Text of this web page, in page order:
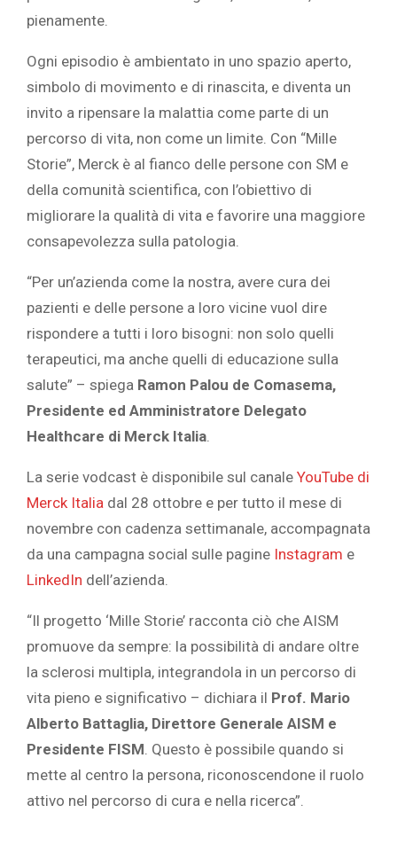
pienamente.
Ogni episodio è ambientato in uno spazio aperto,
simbolo di movimento e di rinascita, e diventa un
invito a ripensare la malattia come parte di un
percorso di vita, non come un limite. Con “Mille
Storie”, Merck è al fianco delle persone con SM e
della comunità scientifica, con l’obiettivo di
migliorare la qualità di vita e favorire una maggiore
consapevolezza sulla patologia.
“Per un’azienda come la nostra, avere cura dei
pazienti e delle persone a loro vicine vuol dire
rispondere a tutti i loro bisogni: non solo quelli
terapeutici, ma anche quelli di educazione sulla
salute” – spiega Ramon Palou de Comasema,
Presidente ed Amministratore Delegato
Healthcare di Merck Italia
La serie vodcast è disponibile sul canale YouTube di
Merck Italia dal 28 ottobre e per tutto il mese di
novembre con cadenza settimanale, accompagnata
da una campagna social sulle pagine Instagram e
LinkedIn dell’azienda.
“Il progetto ‘Mille Storie’ racconta ciò che AISM
promuove da sempre: la possibilità di andare oltre
la sclerosi multipla, integrandola in un percorso di
vita pieno e significativo – dichiara il Prof. Mario
Alberto Battaglia, Direttore Generale AISM e
Presidente FISM . Questo è possibile quando si
mette al centro la persona, riconoscendone il ruolo
attivo nel percorso di cura e nella ricerca”.